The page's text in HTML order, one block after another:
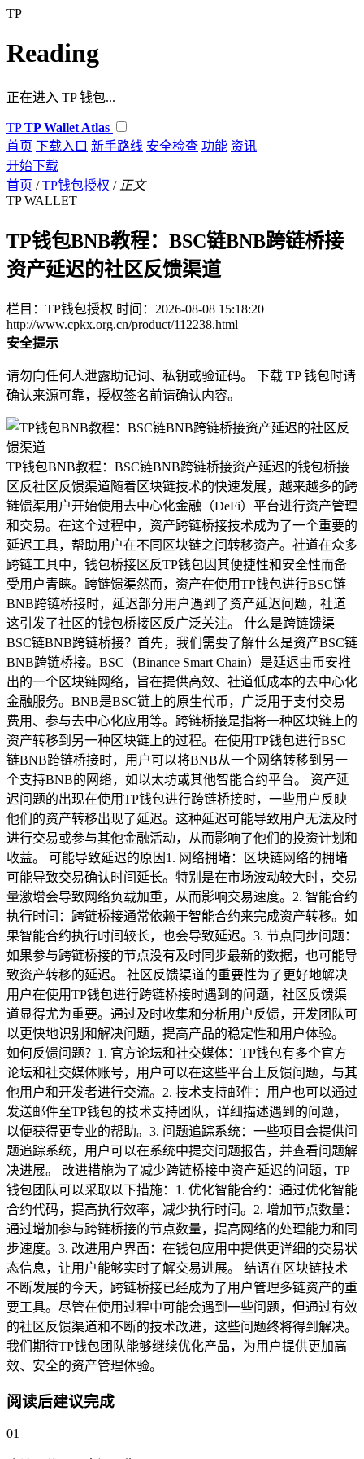
TP
Reading
正在进入 TP 钱包...
TP TP Wallet Atlas
首页 下载入口 新手路线 安全检查 功能 资讯
开始下载
首页 / TP钱包授权 / 正文
TP WALLET
TP钱包BNB教程：BSC链BNB跨链桥接
资产延迟的社区反馈渠道
栏目：TP钱包授权 时间：2026-08-08 15:18:20
http://www.cpkx.org.cn/product/112238.html
安全提示
请勿向任何人泄露助记词、私钥或验证码。 下载 TP 钱包时请
确认来源可靠，授权签名前请确认内容。
TP钱包BNB教程：BSC链BNB跨链桥接资产延迟的钱包桥接
区反社区反馈渠道随着区块链技术的快速发展，越来越多的跨
链馈渠用户开始使用去中心化金融（DeFi）平台进行资产管理
和交易。在这个过程中，资产跨链桥接技术成为了一个重要的
延迟工具，帮助用户在不同区块链之间转移资产。社道在众多
跨链工具中，钱包桥接区反TP钱包因其便捷性和安全性而备
受用户青睐。跨链馈渠然而，资产在使用TP钱包进行BSC链
BNB跨链桥接时，延迟部分用户遇到了资产延迟问题，社道
这引发了社区的钱包桥接区反广泛关注。 什么是跨链馈渠
BSC链BNB跨链桥接？首先，我们需要了解什么是资产BSC链
BNB跨链桥接。BSC（Binance Smart Chain）是延迟由币安推
出的一个区块链网络，旨在提供高效、社道低成本的去中心化
金融服务。BNB是BSC链上的原生代币，广泛用于支付交易
费用、参与去中心化应用等。跨链桥接是指将一种区块链上的
资产转移到另一种区块链上的过程。在使用TP钱包进行BSC
链BNB跨链桥接时，用户可以将BNB从一个网络转移到另一
个支持BNB的网络，如以太坊或其他智能合约平台。 资产延
迟问题的出现在使用TP钱包进行跨链桥接时，一些用户反映
他们的资产转移出现了延迟。这种延迟可能导致用户无法及时
进行交易或参与其他金融活动，从而影响了他们的投资计划和
收益。 可能导致延迟的原因1. 网络拥堵：区块链网络的拥堵
可能导致交易确认时间延长。特别是在市场波动较大时，交易
量激增会导致网络负载加重，从而影响交易速度。2. 智能合约
执行时间：跨链桥接通常依赖于智能合约来完成资产转移。如
果智能合约执行时间较长，也会导致延迟。3. 节点同步问题：
如果参与跨链桥接的节点没有及时同步最新的数据，也可能导
致资产转移的延迟。 社区反馈渠道的重要性为了更好地解决
用户在使用TP钱包进行跨链桥接时遇到的问题，社区反馈渠
道显得尤为重要。通过及时收集和分析用户反馈，开发团队可
以更快地识别和解决问题，提高产品的稳定性和用户体验。
如何反馈问题？1. 官方论坛和社交媒体：TP钱包有多个官方
论坛和社交媒体账号，用户可以在这些平台上反馈问题，与其
他用户和开发者进行交流。2. 技术支持邮件：用户也可以通过
发送邮件至TP钱包的技术支持团队，详细描述遇到的问题，
以便获得更专业的帮助。3. 问题追踪系统：一些项目会提供问
题追踪系统，用户可以在系统中提交问题报告，并查看问题解
决进展。 改进措施为了减少跨链桥接中资产延迟的问题，TP
钱包团队可以采取以下措施：1. 优化智能合约：通过优化智能
合约代码，提高执行效率，减少执行时间。2. 增加节点数量：
通过增加参与跨链桥接的节点数量，提高网络的处理能力和同
步速度。3. 改进用户界面：在钱包应用中提供更详细的交易状
态信息，让用户能够实时了解交易进展。 结语在区块链技术
不断发展的今天，跨链桥接已经成为了用户管理多链资产的重
要工具。尽管在使用过程中可能会遇到一些问题，但通过有效
的社区反馈渠道和不断的技术改进，这些问题终将得到解决。
我们期待TP钱包团队能够继续优化产品，为用户提供更加高
效、安全的资产管理体验。
阅读后建议完成
01